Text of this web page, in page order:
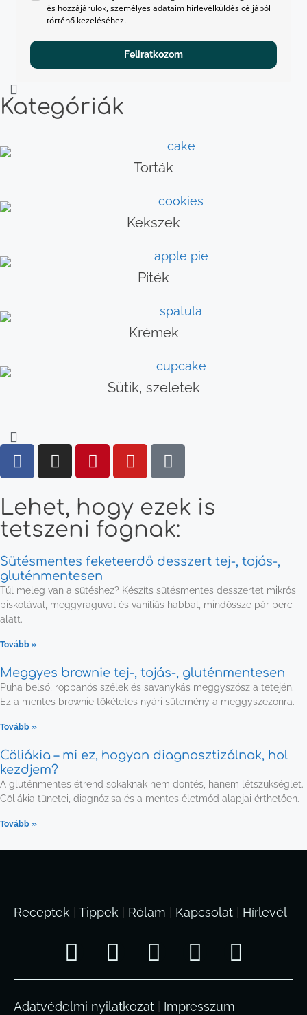
és hozzájárulok, személyes adataim hírlevélküldés céljából
történő kezeléséhez.
Feliratkozom
Kategóriák
Torták
Kekszek
Piték
Krémek
Sütik, szeletek
Lehet, hogy ezek is
tetszeni fognak:
Sütésmentes feketeerdő desszert tej-, tojás-,
gluténmentesen
Túl meleg van a sütéshez? Készíts sütésmentes desszertet mikrós
piskótával, meggyraguval és vaníliás habbal, mindössze pár perc
alatt.
Tovább »
Meggyes brownie tej-, tojás-, gluténmentesen
Puha belső, roppanós szélek és savanykás meggyszósz a tetején.
Ez a mentes brownie tökéletes nyári sütemény a meggyszezonra.
Tovább »
Cöliákia – mi ez, hogyan diagnosztizálnak, hol
kezdjem?
A gluténmentes étrend sokaknak nem döntés, hanem létszükséglet.
Cöliákia tünetei, diagnózisa és a mentes életmód alapjai érthetően.
Tovább »
Receptek Tippek Rólam Kapcsolat Hírlevél
Adatvédelmi nyilatkozat Impresszum